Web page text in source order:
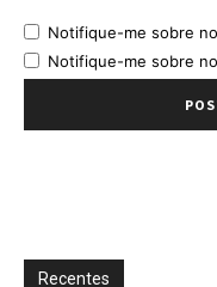
Notifique-me sobre
Notifique-me sobre
Recentes